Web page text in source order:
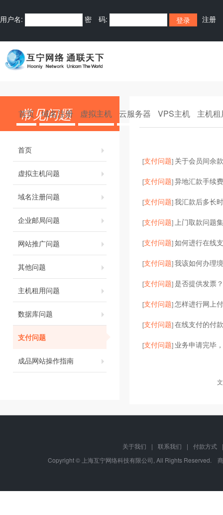
用户名: 密 码: 注册
首页 域名注册 虚拟主机 云服务器 VPS主机 主机
常见问题
首页
虚拟主机问题
域名注册问题
企业邮局问题
网站推广问题
其他问题
主机租用问题
数据库问题
支付问题
成品网站操作指南
[支付问题] 关于会员间余
[支付问题]异地汇款手续
[支付问题]我汇款后多长
[支付问题]上门取款问题
[支付问题]如何进行在线
[支付问题]我该如何办理
[支付问题]是否提供发票
[支付问题]怎样进行网上
[支付问题]在线支付的付
[支付问题] 业务申请完毕
关于我们 | 联系我们 | 付款方式
|
Copyright © 上海互宁网络科技有限公司, All Rights Reserved.